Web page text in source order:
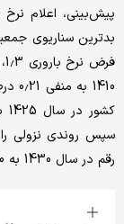
بدترین سناریوی
سپس روندی نزولی
رقم در سال 1430 به 90‌میلیون و 220 هزار نفر کاهش یابد.